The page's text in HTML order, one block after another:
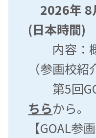
2026年
(日本時間)
内容：概
（参画校
第5回
ちらから。
【GOAL